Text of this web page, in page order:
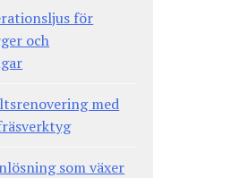
för
och
med
som växer